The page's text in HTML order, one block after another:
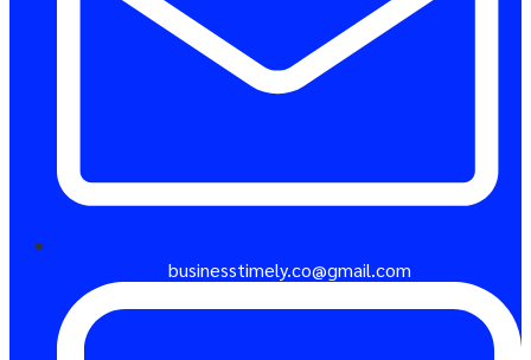
businesstimely.co@gmail.com